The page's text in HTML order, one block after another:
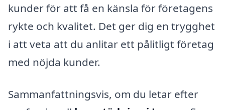
kunder för att få en känsla för företagens
rykte och kvalitet. Det ger dig en trygghet
i att veta att du anlitar ett pålitligt företag
med nöjda kunder.
Sammanfattningsvis, om du letar efter